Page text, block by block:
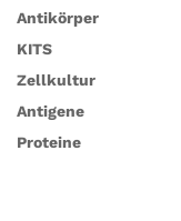
Antikörper
KITS
Zellkultur
Antigene
Proteine